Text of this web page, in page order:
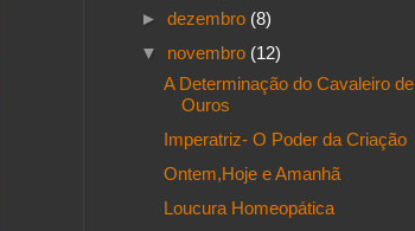
► dezembro (8)
▼ novembro (12)
A Determinação do Cavaleiro de
Ouros
Imperatriz- O Poder da Criação
Ontem,Hoje e Amanhã
Loucura Homeopática